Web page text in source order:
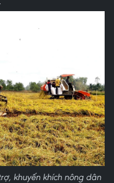
khuyến khích nông dân